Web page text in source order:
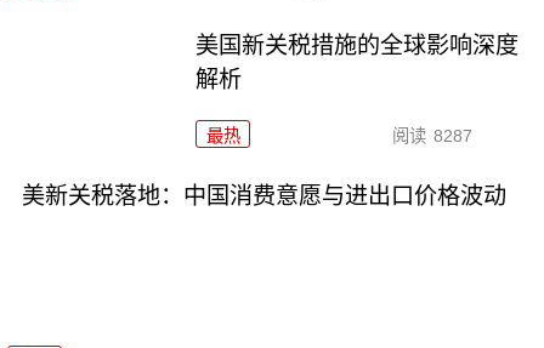
美国新关税措施的全球影响深度
解析
最热 阅读 8287
美新关税落地：中国消费意愿与进出口价格波动